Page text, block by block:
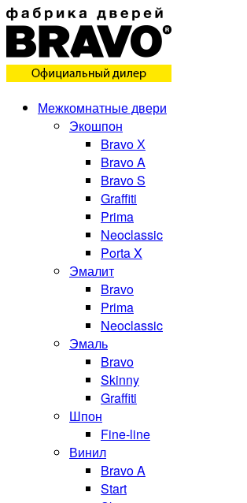
Межкомнатные двери
Экошпон
Bravo Х
Bravo A
Bravo S
Graffiti
Prima
Neoclassic
Porta X
Эмалит
Bravo
Prima
Neoclassic
Эмаль
Bravo
Skinny
Graffiti
Шпон
Fine-line
Винил
Bravo A
Start